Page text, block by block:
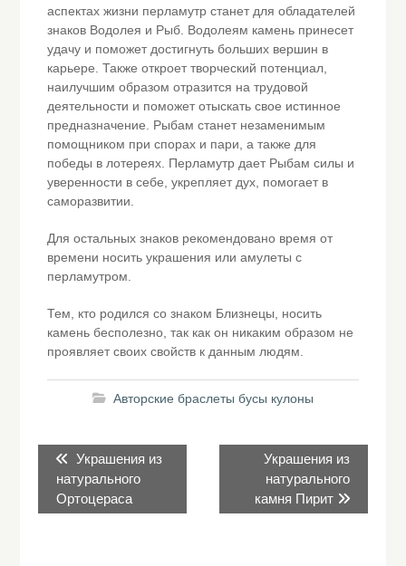
аспектах жизни перламутр станет для обладателей
знаков Водолея и Рыб. Водолеям камень принесет
удачу и поможет достигнуть больших вершин в
карьере. Также откроет творческий потенциал,
наилучшим образом отразится на трудовой
деятельности и поможет отыскать свое истинное
предназначение. Рыбам станет незаменимым
помощником при спорах и пари, а также для
победы в лотереях. Перламутр дает Рыбам силы и
уверенности в себе, укрепляет дух, помогает в
саморазвитии.
Для остальных знаков рекомендовано время от
времени носить украшения или амулеты с
перламутром.
Тем, кто родился со знаком Близнецы, носить
камень бесполезно, так как он никаким образом не
проявляет своих свойств к данным людям.
Авторские браслеты бусы кулоны
по
записям
Предыдущая
запись:
Украшения из
натурального
Ортоцераса
Следующая
запись:
Украшения из
натурального
камня Пирит